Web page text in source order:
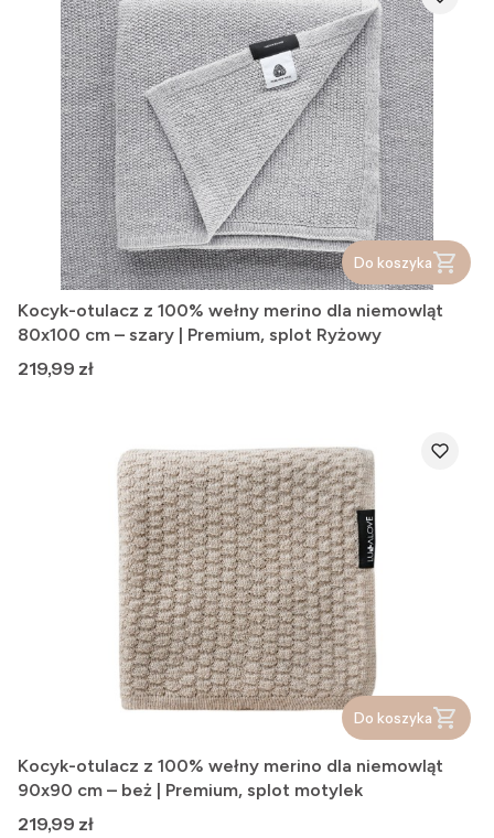
Do koszyka
Kocyk-otulacz z 100% wełny merino dla niemowląt
80x100 cm – szary | Premium, splot Ryżowy
Cena
219,99 zł
Do koszyka
Kocyk-otulacz z 100% wełny merino dla niemowląt
90x90 cm – beż | Premium, splot motylek
Cena
219,99 zł